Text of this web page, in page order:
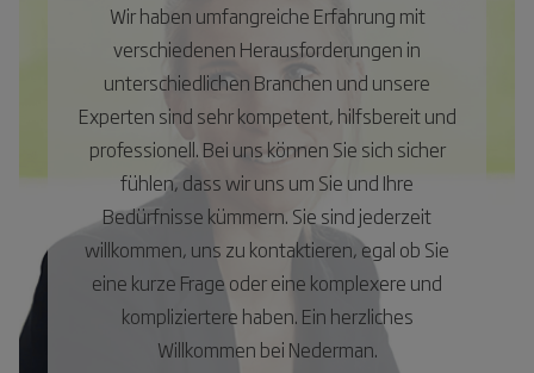
Wir haben umfangreiche Erfahrung mit
verschiedenen Herausforderungen in
unterschiedlichen Branchen und unsere
Experten sind sehr kompetent, hilfsbereit und
professionell. Bei uns können Sie sich sicher
fühlen, dass wir uns um Sie und Ihre
Bedürfnisse kümmern. Sie sind jederzeit
willkommen, uns zu kontaktieren, egal ob Sie
eine kurze Frage oder eine komplexere und
kompliziertere haben. Ein herzliches
Willkommen bei Nederman.